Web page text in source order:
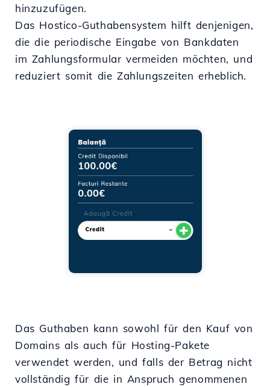
hinzuzufügen.
Das Hostico-Guthabensystem hilft denjenigen,
die die periodische Eingabe von Bankdaten
im Zahlungsformular vermeiden möchten, und
reduziert somit die Zahlungszeiten erheblich.
Das Guthaben kann sowohl für den Kauf von
Domains als auch für Hosting-Pakete
verwendet werden, und falls der Betrag nicht
vollständig für die in Anspruch genommenen